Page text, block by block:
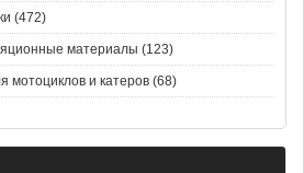
(472)
материалы (123)
мотоциклов и катеров (68)